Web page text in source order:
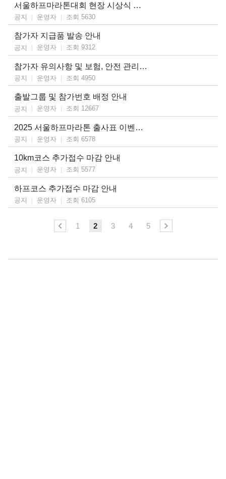
서울하프마라톤대회 현장 시상식 안내
공지 운영자 조회 5630
참가자 지급품 발송 안내
공지 운영자 조회 9312
참가자 유의사항 및 보험, 안전 관리 계획 안내
공지 운영자 조회 4950
출발그룹 및 참가번호 배정 안내
공지 운영자 조회 12667
2025 서울하프마라톤 출사표 이벤트 안내
공지 운영자 조회 6578
10km코스 추가접수 마감 안내
공지 운영자 조회 5577
하프코스 추가접수 마감 안내
공지 운영자 조회 6105
1 2 3 4 5